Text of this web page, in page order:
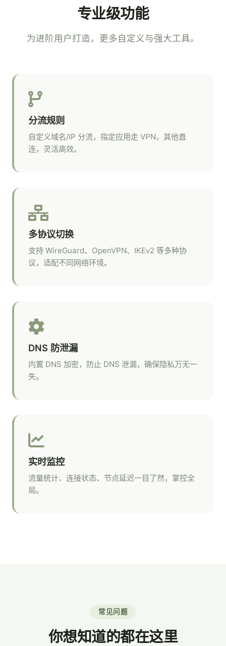
专业级功能
为进阶用户打造，更多自定义与强大工具。
分流规则
自定义域名/IP 分流，指定应用走 VPN，其他直
连，灵活高效。
多协议切换
支持 WireGuard、OpenVPN、IKEv2 等多种协
议，适配不同网络环境。
DNS 防泄漏
内置 DNS 加密，防止 DNS 泄漏，确保隐私万无一
失。
实时监控
流量统计、连接状态、节点延迟一目了然，掌控全
局。
常见问题
你想知道的都在这里